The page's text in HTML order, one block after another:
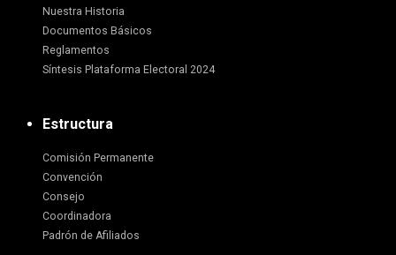
Nuestra Historia
Documentos Básicos
Reglamentos
Síntesis Plataforma Electoral 2024
Estructura
Comisión Permanente
Convención
Consejo
Coordinadora
Padrón de Afiliados